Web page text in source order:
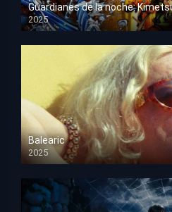
2025
HD 1080p
Balearic
2025
HD 1080p